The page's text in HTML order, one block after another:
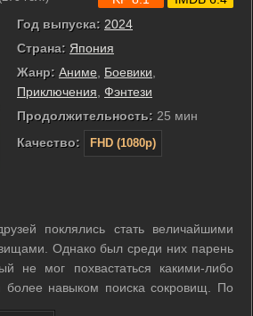
Год выпуска: 2024
Страна: Япония
Жанр: Аниме Боевики
Приключения Фэнтези
Продолжительность: 25 мин
Качество:
FHD (1080p)
поклялись стать величайшими
Однако был среди них парень
не мог похвастаться какими-либо
навыком поиска сокровищ. По
Края становились всё круче и злее,